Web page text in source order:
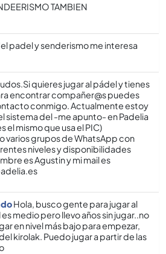
TAMBIEN
padel y senderismo me interesa
quieres jugar al pádel y tienes
encontrar compañer@s puedes
conmigo. Actualmente estoy
sistema del -me apunto- en Padelia
el mismo que usa el PIC)
varios grupos de WhatsApp con
niveles y disponibilidades
es Agustin y mi mail es
Hola, busco gente para jugar al
medio pero llevo años sin jugar..no
en nivel más bajo para empezar,
kirolak. Puedo jugar a partir de las